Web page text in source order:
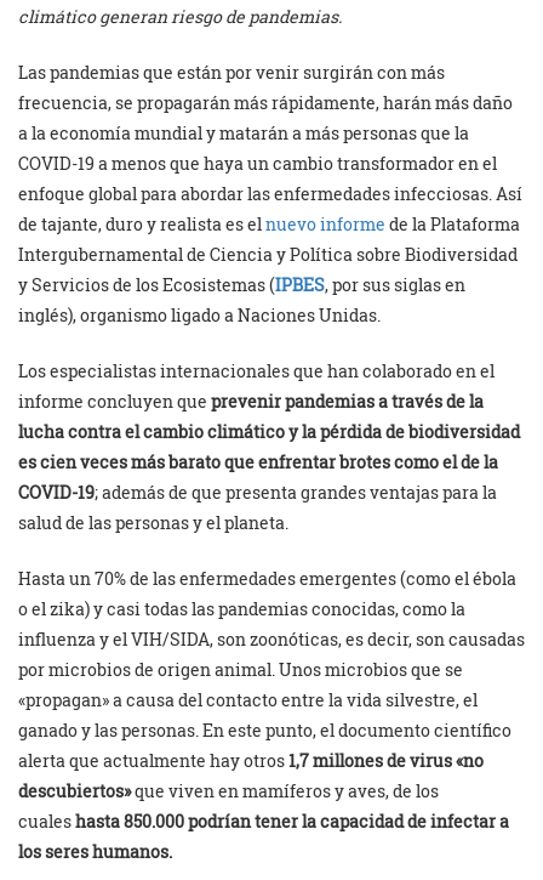
climático generan riesgo de pandemias.
Las pandemias que están por venir surgirán con más
frecuencia, se propagarán más rápidamente, harán más daño
a la economía mundial y matarán a más personas que la
COVID-19 a menos que haya un cambio transformador en el
enfoque global para abordar las enfermedades infecciosas. Así
de tajante, duro y realista es elnuevo informe de la Plataforma
Intergubernamental de Ciencia y Política sobre Biodiversidad
y Servicios de los Ecosistemas (IPBES, por sus siglas en
inglés), organismo ligado a Naciones Unidas.
Los especialistas internacionales que han colaborado en el
informe concluyen que prevenir pandemias a través de la
lucha contra el cambio climático y la pérdida de biodiversidad
es cien veces más barato que enfrentar brotes como el de la
COVID-19; además de que presenta grandes ventajas para la
salud de las personas y el planeta.
Hasta un 70% de las enfermedades emergentes (como el ébola
o el zika) y casi todas las pandemias conocidas, como la
influenza y el VIH/SIDA, son zoonóticas, es decir, son causadas
por microbios de origen animal. Unos microbios que se
«propagan» a causa del contacto entre la vida silvestre, el
ganado y las personas. En este punto, el documento científico
alerta que actualmente hay otros1,7 millones de virus «no
descubiertos»que viven en mamíferos y aves, de los
cualeshasta 850.000 podrían tener la capacidad de infectar a
los seres humanos.